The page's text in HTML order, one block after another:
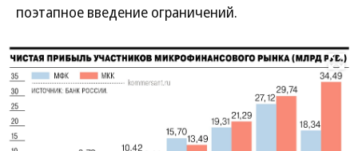
поэтапное введение ограничений.
Развернуть